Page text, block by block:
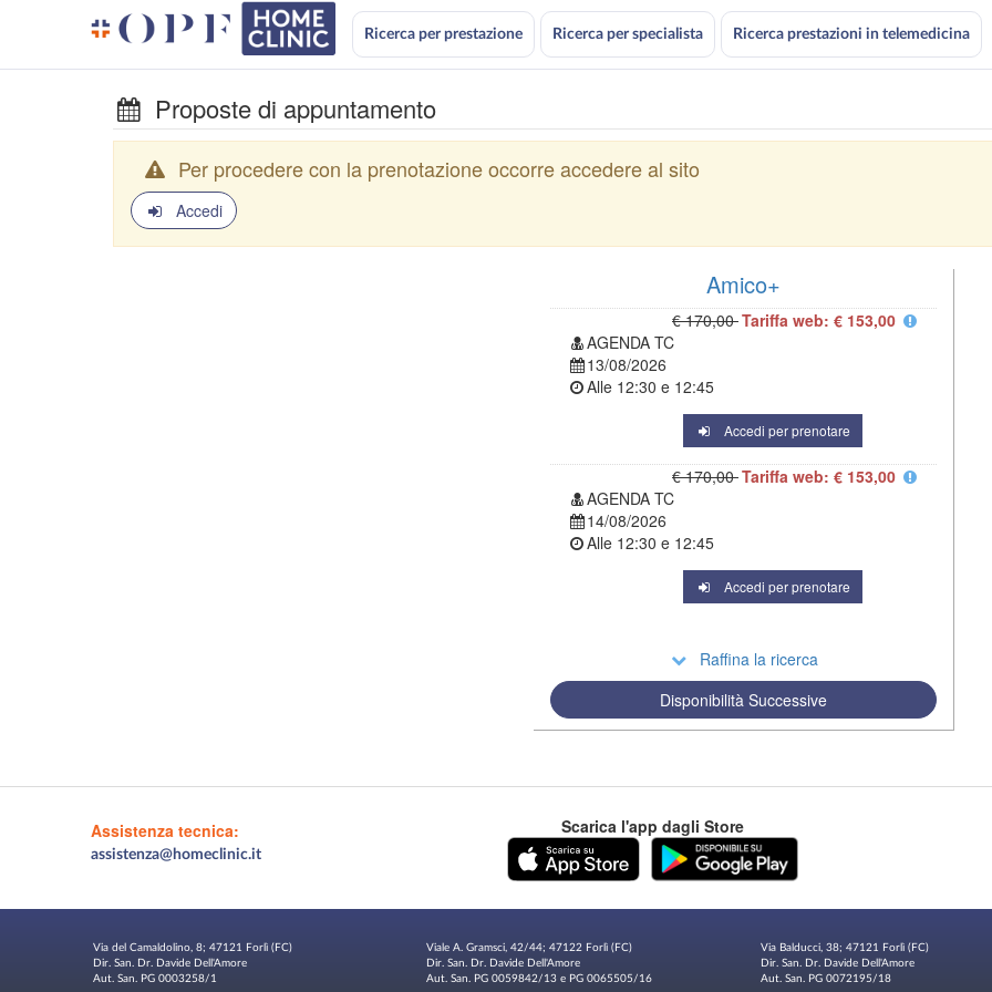
Ricerca per prestazione Ricerca per specialista Ricerca prestazioni in telemedicina
Proposte di appuntamento
Per procedere con la prenotazione occorre accedere al sito
Accedi
Amico+
€ 170,00Tariffa web: € 153,00
AGENDA TC
13/08/2026
Alle 12:30 e 12:45
Accedi per prenotare
€ 170,00Tariffa web: € 153,00
AGENDA TC
14/08/2026
Alle 12:30 e 12:45
Accedi per prenotare
Raffina la ricerca
Disponibilità Successive
Assistenza tecnica:
assistenza@homeclinic.it
Scarica l'app dagli Store
Via del Camaldolino, 8; 47121 Forlì (FC)
Dir. San. Dr. Davide Dell'Amore
Aut. San. PG 0003258/1
Viale A. Gramsci, 42/44; 47122 Forlì (FC)
Dir. San. Dr. Davide Dell'Amore
Aut. San. PG 0059842/13 e PG 0065505/16
Via Balducci, 38; 47121 Forlì (FC)
Dir. San. Dr. Davide Dell'Amore
Aut. San. PG 0072195/18